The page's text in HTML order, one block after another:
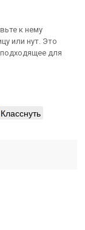
к нему
или нут. Это
для
Класснуть